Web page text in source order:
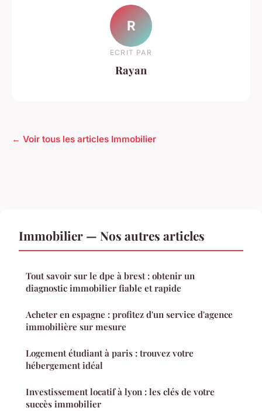
R
ECRIT PAR
Rayan
← Voir tous les articles Immobilier
Immobilier — Nos autres articles
Tout savoir sur le dpe à brest : obtenir un
diagnostic immobilier fiable et rapide
Acheter en espagne : profitez d'un service d'agence
immobilière sur mesure
Logement étudiant à paris : trouvez votre
hébergement idéal
Investissement locatif à lyon : les clés de votre
succès immobilier